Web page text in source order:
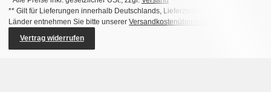
** Gilt für Lieferungen innerhalb Deutschlands, Lieferzeiten für andere
Länder entnehmen Sie bitte unserer Versandkostenübersicht
Vertrag widerrufen